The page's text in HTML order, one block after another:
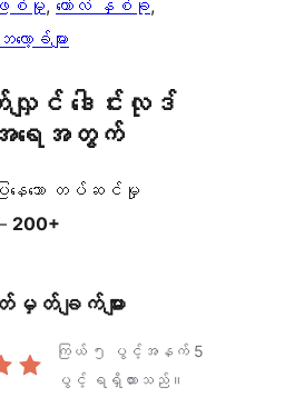
စ်မှု, ကော်လံ နှစ်ခု
ော့ခ်များ
င် ဒေါင်းလုဒ်
ရေအတွက်
နေသော တပ်ဆင်မှု
200+
ချက်များ
ကြယ် ၅ ပွင့်အနက် 5
ပွင့် ရရှိထားသည်။